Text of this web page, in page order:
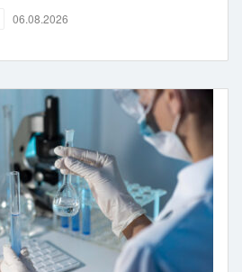
06.08.2026